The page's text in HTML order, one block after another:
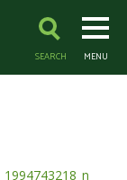
SEARCH MENU